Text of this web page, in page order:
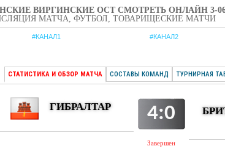
ВИРГИНСКИЕ ОСТ СМОТРЕТЬ ОНЛАЙН 3-
МАТЧА, ФУТБОЛ, ТОВАРИЩЕСКИЕ МАТЧИ
#КАНАЛ1 #КАНАЛ2
СТАТИСТИКА И ОБЗОР МАТЧА СОСТАВЫ КОМАНД ТУРНИРНАЯ
ГИБРАЛТАР 4:0
Завершен